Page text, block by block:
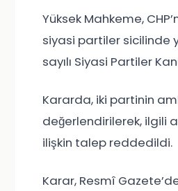
Yüksek Mahkeme,
siyasi partiler sicilinde
sayılı Siyasi Partiler
Kararda, iki partinin
değerlendirilerek, ilgili
ilişkin talep reddedildi.
Karar, Resmî